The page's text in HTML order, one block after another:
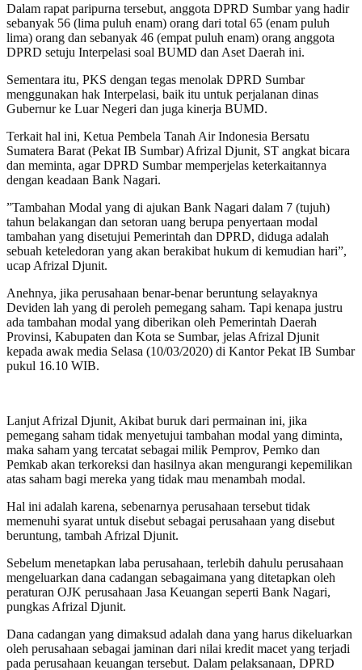
Dalam rapat paripurna tersebut, anggota DPRD Sumbar yang hadir
sebanyak 56 (lima puluh enam) orang dari total 65 (enam puluh
lima) orang dan sebanyak 46 (empat puluh enam) orang anggota
DPRD setuju Interpelasi soal BUMD dan Aset Daerah ini.
Sementara itu, PKS dengan tegas menolak DPRD Sumbar
menggunakan hak Interpelasi, baik itu untuk perjalanan dinas
Gubernur ke Luar Negeri dan juga kinerja BUMD.
Terkait hal ini, Ketua Pembela Tanah Air Indonesia Bersatu
Sumatera Barat (Pekat IB Sumbar) Afrizal Djunit, ST angkat bicara
dan meminta, agar DPRD Sumbar memperjelas keterkaitannya
dengan keadaan Bank Nagari.
”Tambahan Modal yang di ajukan Bank Nagari dalam 7 (tujuh)
tahun belakangan dan setoran uang berupa penyertaan modal
tambahan yang disetujui Pemerintah dan DPRD, diduga adalah
sebuah keteledoran yang akan berakibat hukum di kemudian hari”,
ucap Afrizal Djunit.
Anehnya, jika perusahaan benar-benar beruntung selayaknya
Deviden lah yang di peroleh pemegang saham. Tapi kenapa justru
ada tambahan modal yang diberikan oleh Pemerintah Daerah
Provinsi, Kabupaten dan Kota se Sumbar, jelas Afrizal Djunit
kepada awak media Selasa (10/03/2020) di Kantor Pekat IB Sumbar
pukul 16.10 WIB.
Lanjut Afrizal Djunit, Akibat buruk dari permainan ini, jika
pemegang saham tidak menyetujui tambahan modal yang diminta,
maka saham yang tercatat sebagai milik Pemprov, Pemko dan
Pemkab akan terkoreksi dan hasilnya akan mengurangi kepemilikan
atas saham bagi mereka yang tidak mau menambah modal.
Hal ini adalah karena, sebenarnya perusahaan tersebut tidak
memenuhi syarat untuk disebut sebagai perusahaan yang disebut
beruntung, tambah Afrizal Djunit.
Sebelum menetapkan laba perusahaan, terlebih dahulu perusahaan
mengeluarkan dana cadangan sebagaimana yang ditetapkan oleh
peraturan OJK perusahaan Jasa Keuangan seperti Bank Nagari,
pungkas Afrizal Djunit.
Dana cadangan yang dimaksud adalah dana yang harus dikeluarkan
oleh perusahaan sebagai jaminan dari nilai kredit macet yang terjadi
pada perusahaan keuangan tersebut. Dalam pelaksanaan, DPRD